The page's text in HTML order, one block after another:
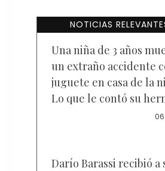
NOTICIAS
Una niña de 3 años
un extraño accidente
juguete en casa de la
Lo que le contó su
Darío Barassi recibió a